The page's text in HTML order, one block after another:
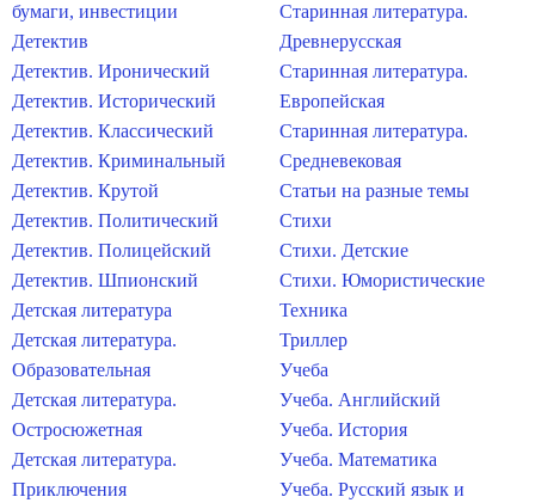
бумаги, инвестиции
Детектив
Детектив. Иронический
Детектив. Исторический
Детектив. Классический
Детектив. Криминальный
Детектив. Крутой
Детектив. Политический
Детектив. Полицейский
Детектив. Шпионский
Детская литература
Детская литература.
Образовательная
Детская литература.
Остросюжетная
Детская литература.
Приключения
Старинная литература.
Древнерусская
Старинная литература.
Европейская
Старинная литература.
Средневековая
Статьи на разные темы
Стихи
Стихи. Детские
Стихи. Юмористические
Техника
Триллер
Учеба
Учеба. Английский
Учеба. История
Учеба. Математика
Учеба. Русский язык и